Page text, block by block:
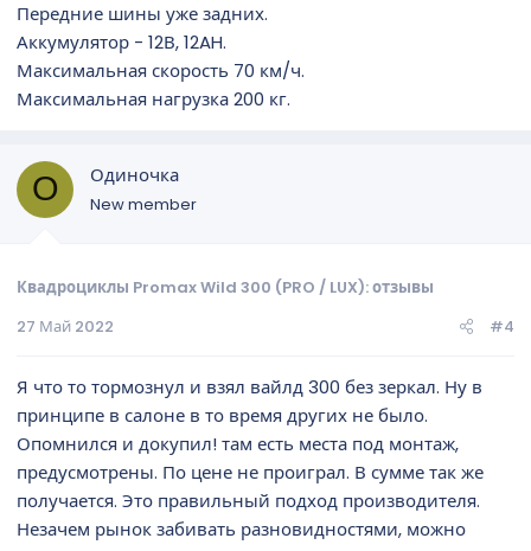
Передние шины уже задних.
Аккумулятор - 12В, 12AH.
Максимальная скорость 70 км/ч.
Максимальная нагрузка 200 кг.
О Одиночка
New member
Квадроциклы Promax Wild 300 (PRO / LUX): отзывы
27 Май 2022
#4
Я что то тормознул и взял вайлд 300 без зеркал. Ну в
принципе в салоне в то время других не было.
Опомнился и докупил! там есть места под монтаж,
предусмотрены. По цене не проиграл. В сумме так же
получается. Это правильный подход производителя.
Незачем рынок забивать разновидностями, можно